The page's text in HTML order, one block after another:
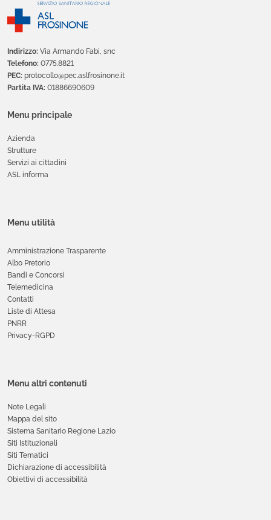
Indirizzo: Via Armando Fabi, snc
Telefono: 0775.8821
PEC: protocollo@pec.aslfrosinone.it
Partita IVA: 01886690609
Menu principale
Azienda
Strutture
Servizi ai cittadini
ASL informa
Menu utilità
Amministrazione Trasparente
Albo Pretorio
Bandi e Concorsi
Telemedicina
Contatti
Liste di Attesa
PNRR
Privacy-RGPD
Menu altri contenuti
Note Legali
Mappa del sito
Sistema Sanitario Regione Lazio
Siti Istituzionali
Siti Tematici
Dichiarazione di accessibilità
Obiettivi di accessibilità